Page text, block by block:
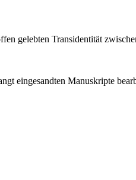
gelebten Transidentität
eingesandten Manuskripte